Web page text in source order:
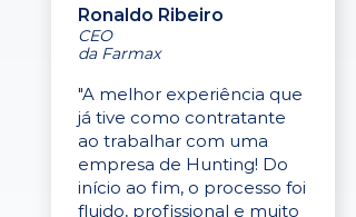
Ronaldo Ribeiro
CEO
da Farmax
"A melhor experiência que
já tive como contratante
ao trabalhar com uma
empresa de Hunting! Do
início ao fim, o processo foi
fluido, profissional e muito